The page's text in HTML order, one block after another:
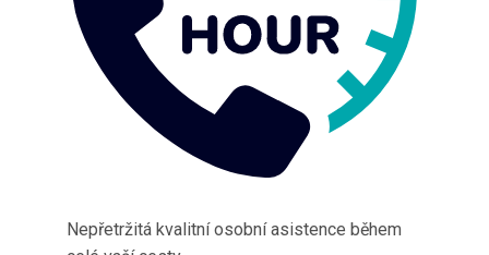
Nepřetržitá kvalitní osobní asistence během